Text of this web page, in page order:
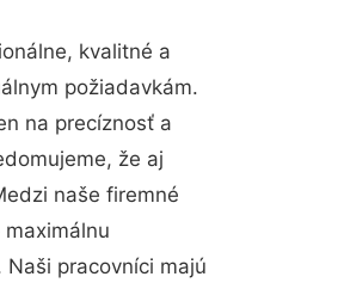
kvalitné a
požiadavkám.
na precíznosť a
že aj
naše firemné
pracovníci majú